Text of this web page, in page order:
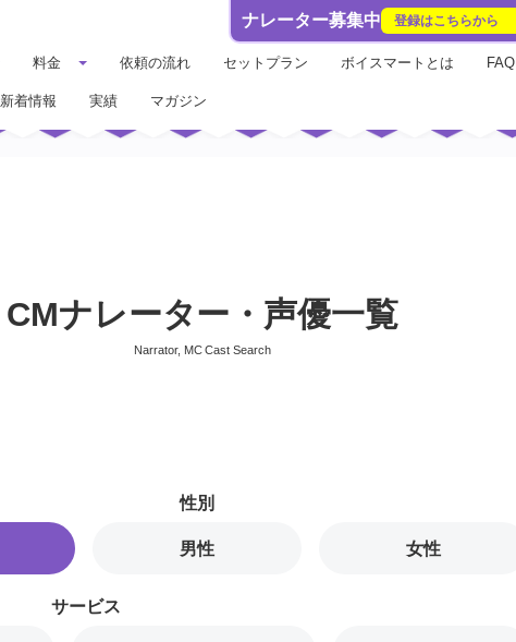
ナレーター募集中 登録はこちらから
料金 依頼の流れ セットプラン ボイスマートとは FAQ
新着情報 実績 マガジン
CMナレーター・声優一覧
Narrator, MC Cast Search
性別
男性 女性
サービス